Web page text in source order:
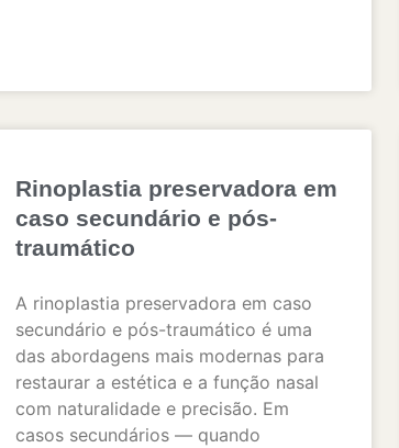
Rinoplastia preservadora em
caso secundário e pós-
traumático
A rinoplastia preservadora em caso
secundário e pós-traumático é uma
das abordagens mais modernas para
restaurar a estética e a função nasal
com naturalidade e precisão. Em
casos secundários — quando